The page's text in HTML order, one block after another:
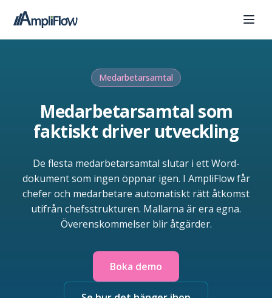
Medarbetarsamtal
Medarbetarsamtal som
faktiskt driver utveckling
De flesta medarbetarsamtal slutar i ett Word-
dokument som ingen öppnar igen. I AmpliFlow får
chefer och medarbetare automatiskt rätt åtkomst
utifrån chefsstrukturen. Mallarna är era egna.
Överenskommelser blir åtgärder.
Boka demo